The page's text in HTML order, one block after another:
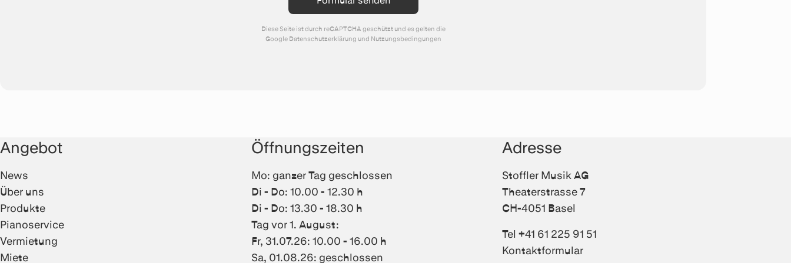
Diese Seite ist durch reCAPTCHA geschützt und es gelten die
Google Datenschutzerklärung und Nutzungsbedingungen
Angebot
News
Über uns
Produkte
Pianoservice
Vermietung
Miete
Öffnungszeiten
Mo: ganzer Tag geschlossen
Di - Do: 10.00 - 12.30 h
Di - Do: 13.30 - 18.30 h
Tag vor 1. August:
Fr, 31.07.26: 10.00 - 16.00 h
Sa, 01.08.26: geschlossen
Adresse
Stoffler Musik AG
Theaterstrasse 7
CH-4051 Basel
Tel +41 61 225 91 51
Kontaktformular